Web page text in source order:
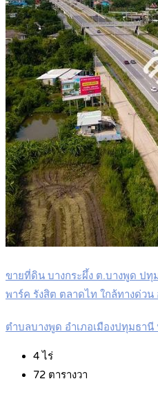
ขายที่ดิน บางกระผึ้ง ต.บางพูด ปทุ
พาร์ค รังสิต ตลาดไท ใกล้ทางด่ว
ตำบลบางพูด อำเภอเมืองปทุมธา
4ไร่
72 ตารางวา